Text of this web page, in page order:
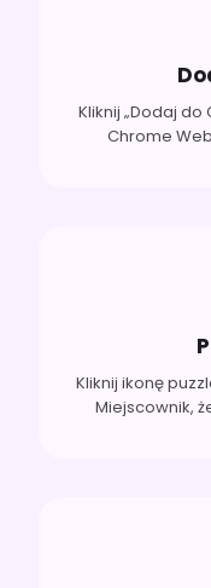
Kliknij „Dodaj
Chrome
Kliknij ikonę
Miejscownik,